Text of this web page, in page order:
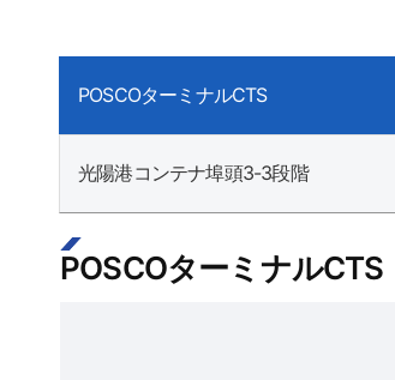
POSCOターミナルCTS
光陽港コンテナ埠頭3-3段階
POSCOターミナル